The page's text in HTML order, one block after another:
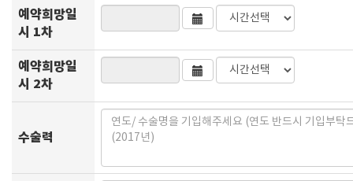
예약희망일
시 1차
예약희망일
시 2차
수술력